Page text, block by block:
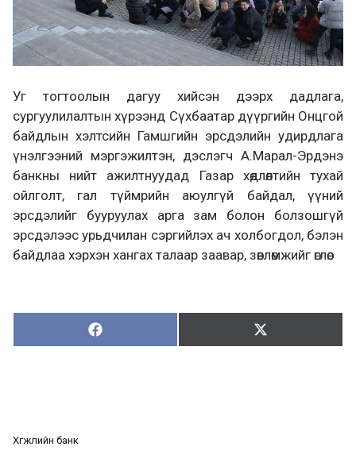
Уг тогтоолын дагуу хийсэн дээрх дадлага,
сургуулилалтын хүрээнд Сүхбаатар дүүргийн Онцгой
байдлын хэлтсийн Гамшгийн эрсдэлийн удирдлага
үнэлгээний мэргэжилтэн, дэслэгч А.Марал-Эрдэнэ
банкны нийт ажилтнуудад Газар хөдлөлтийн тухай
ойлголт, гал түймрийн аюулгүй байдал, үүний
эрсдэлийг бууруулах арга зам болон болзошгүй
эрсдэлээс урьдчилан сэргийлэх ач холбогдол, бэлэн
байдлаа хэрхэн хангах талаар заавар, зөвлөмжийг өглөө.
Хуваалцах:
Х
у
Түгээх:
Т
ү
Хөгжлийн банк